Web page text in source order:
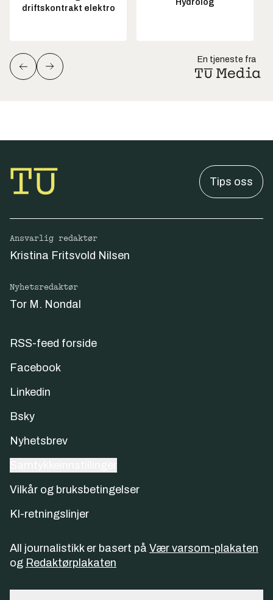
driftskontrakt elektro
Hydrolog
En tjeneste fra
Tips oss
Ansvarlig redaktør
Kristina Fritsvold Nilsen
Nyhetsredaktør
Tor M. Nondal
RSS-feed forside
Facebook
Linkedin
Bsky
Nyhetsbrev
Vilkår og bruksbetingelser
KI-retningslinjer
All journalistikk er basert på Vær varsom-plakaten
og Redaktørplakaten